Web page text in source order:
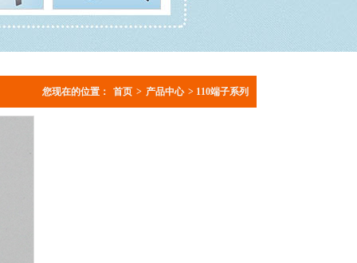
您现在的位置： 首页 > 产品中心 > 110端子系列